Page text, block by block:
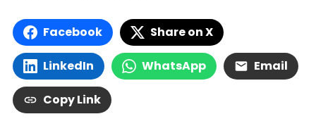
Facebook Share on X
LinkedIn WhatsApp Email
Copy Link